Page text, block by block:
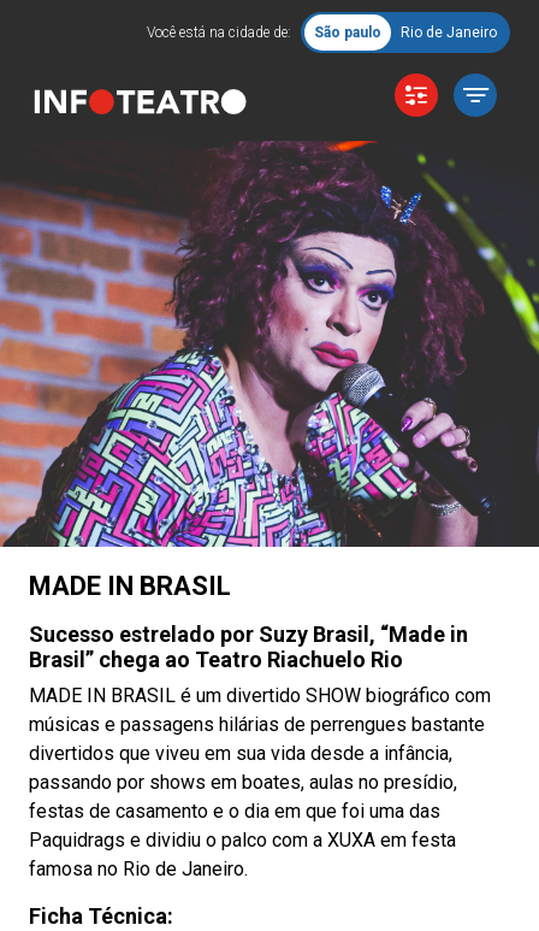
Você está na cidade de: São paulo Rio de Janeiro
MADE IN BRASIL
Sucesso estrelado por Suzy Brasil, “Made in
Brasil” chega ao Teatro Riachuelo Rio
MADE IN BRASIL é um divertido SHOW biográfico com
músicas e passagens hilárias de perrengues bastante
divertidos que viveu em sua vida desde a infância,
passando por shows em boates, aulas no presídio,
festas de casamento e o dia em que foi uma das
Paquidrags e dividiu o palco com a XUXA em festa
famosa no Rio de Janeiro.
Ficha Técnica: